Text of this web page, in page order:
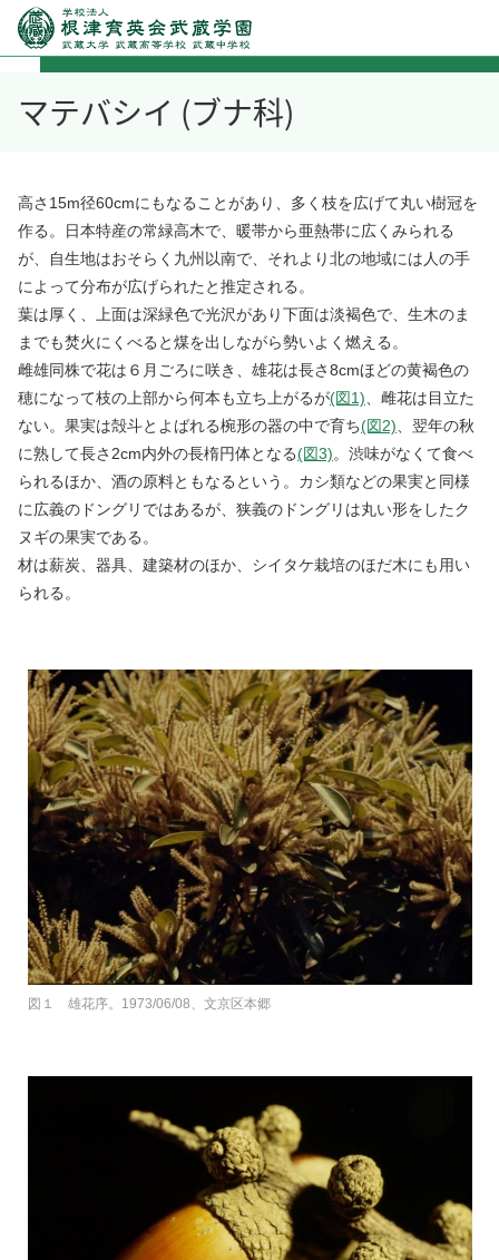
マテバシイ (ブナ科)
高さ15m径60cmにもなることがあり、多く枝を広げて丸い樹冠を
作る。日本特産の常緑高木で、暖帯から亜熱帯に広くみられる
が、自生地はおそらく九州以南で、それより北の地域には人の手
によって分布が広げられたと推定される。
葉は厚く、上面は深緑色で光沢があり下面は淡褐色で、生木のま
までも焚火にくべると煤を出しながら勢いよく燃える。
雌雄同株で花は６月ごろに咲き、雄花は長さ8cmほどの黄褐色の
穂になって枝の上部から何本も立ち上がるが(図1) 、雌花は目立た
ない。果実は殻斗とよばれる椀形の器の中で育ち(図2) 、翌年の秋
に熟して長さ2cm内外の長楕円体となる(図3)。渋味がなくて食べ
られるほか、酒の原料ともなるという。カシ類などの果実と同様
に広義のドングリではあるが、狭義のドングリは丸い形をしたク
ヌギの果実である。
材は薪炭、器具、建築材のほか、シイタケ栽培のほだ木にも用い
られる。
図１ 雄花序。1973/06/08、文京区本郷